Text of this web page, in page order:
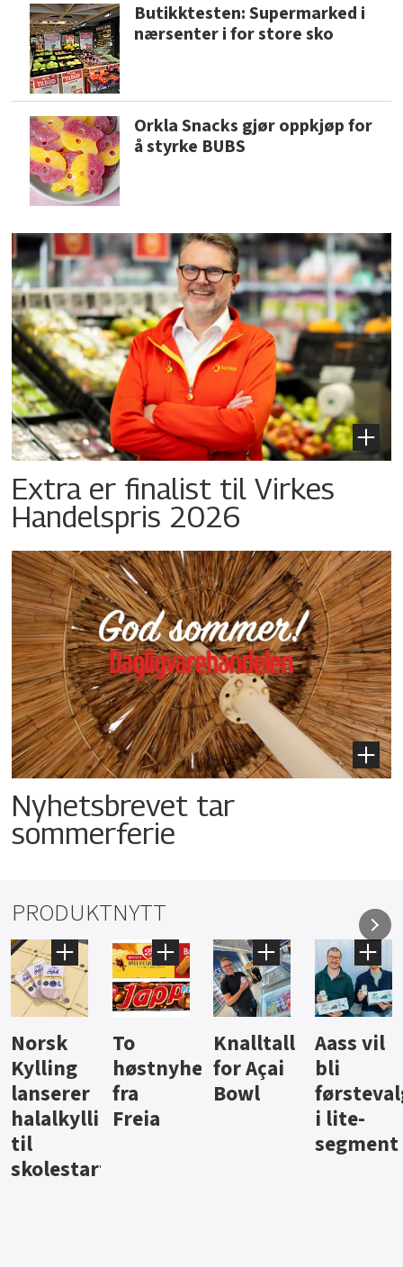
Butikktesten: Supermarked i
nærsenter i for store sko
Orkla Snacks gjør oppkjøp for
å styrke BUBS
Extra er finalist til Virkes
Handelspris 2026
Nyhetsbrevet tar
sommerferie
PRODUKTNYTT
Knalltall
for Açai
Bowl
Aass vil
bli
førstevalg
i lite-
Brus og
jus fra
Berentsen
Hard
iste fra
Hansa